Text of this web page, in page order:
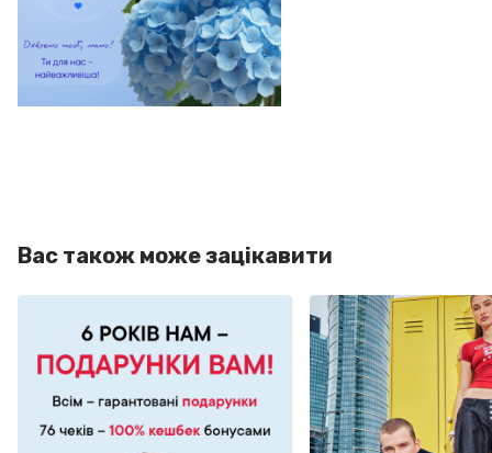
Вас також може зацікавити